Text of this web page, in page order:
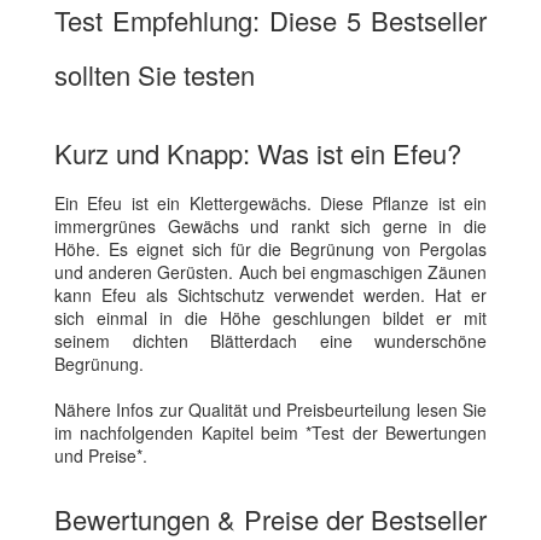
Test Empfehlung: Diese 5 Bestseller
sollten Sie testen
Kurz und Knapp: Was ist ein Efeu?
Ein Efeu ist ein Klettergewächs. Diese Pflanze ist ein
immergrünes Gewächs und rankt sich gerne in die
Höhe. Es eignet sich für die Begrünung von Pergolas
und anderen Gerüsten. Auch bei engmaschigen Zäunen
kann Efeu als Sichtschutz verwendet werden. Hat er
sich einmal in die Höhe geschlungen bildet er mit
seinem dichten Blätterdach eine wunderschöne
Begrünung.
Nähere Infos zur Qualität und Preisbeurteilung lesen Sie
im nachfolgenden Kapitel beim *Test der Bewertungen
und Preise*.
Bewertungen & Preise der Bestseller